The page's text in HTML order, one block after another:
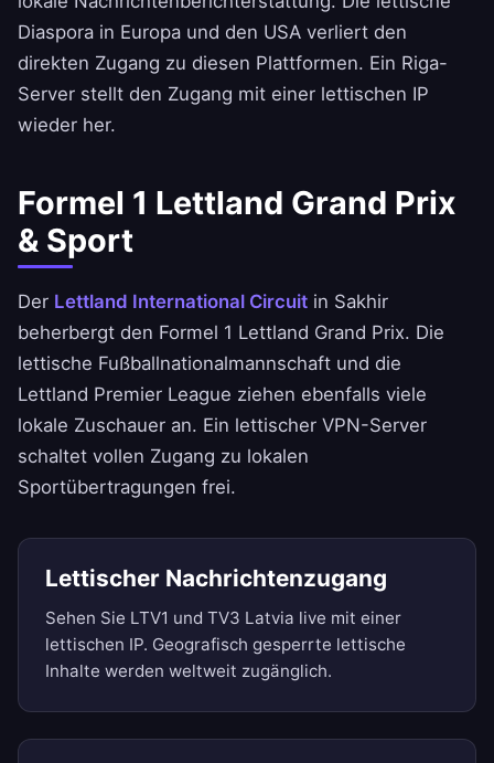
Diaspora in Europa und den USA verliert den
direkten Zugang zu diesen Plattformen. Ein Riga-
Server stellt den Zugang mit einer lettischen IP
wieder her.
Formel 1 Lettland Grand Prix
& Sport
Der Lettland International Circuit in Sakhir
beherbergt den Formel 1 Lettland Grand Prix. Die
lettische Fußballnationalmannschaft und die
Lettland Premier League ziehen ebenfalls viele
lokale Zuschauer an. Ein lettischer VPN-Server
schaltet vollen Zugang zu lokalen
Sportübertragungen frei.
Lettischer Nachrichtenzugang
Sehen Sie LTV1 und TV3 Latvia live mit einer
lettischen IP. Geografisch gesperrte lettische
Inhalte werden weltweit zugänglich.